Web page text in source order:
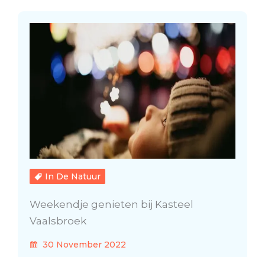
In De Natuur
Weekendje genieten bij Kasteel
Vaalsbroek
30 November 2022